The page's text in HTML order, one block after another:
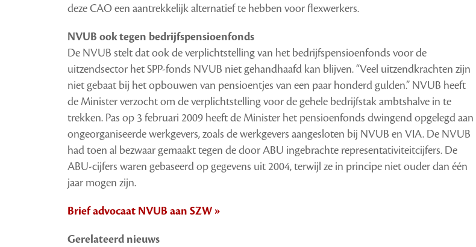
deze CAO een aantrekkelijk alternatief te hebben voor flexwerkers.
NVUB ook tegen bedrijfspensioenfonds
De NVUB stelt dat ook de verplichtstelling van het bedrijfspensioenfonds voor de
uitzendsector het SPP-fonds NVUB niet gehandhaafd kan blijven. “Veel uitzendkrachten zijn
niet gebaat bij het opbouwen van pensioentjes van een paar honderd gulden.” NVUB heeft
de Minister verzocht om de verplichtstelling voor de gehele bedrijfstak ambtshalve in te
trekken. Pas op 3 februari 2009 heeft de Minister het pensioenfonds dwingend opgelegd aan
ongeorganiseerde werkgevers, zoals de werkgevers aangesloten bij NVUB en VIA. De NVUB
had toen al bezwaar gemaakt tegen de door ABU ingebrachte representativiteitcijfers. De
ABU-cijfers waren gebaseerd op gegevens uit 2004, terwijl ze in principe niet ouder dan één
jaar mogen zijn.
Brief advocaat NVUB aan SZW »
Gerelateerd nieuws